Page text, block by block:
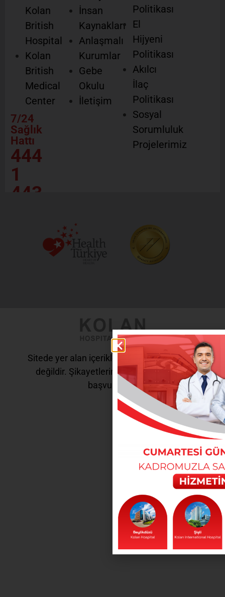
Kolan
British
Hospital
Kolan
British
Medical
Center
7/24
Sağlık
Hattı
444
1
443
İnsan
Kaynakları
Anlaşmalı
Kurumlar
Gebe
Okulu
İletişim
Politikası
El
Hijyeni
Politikası
Akılcı
İlaç
Politikası
Sosyal
Sorumluluk
Projelerimiz
Sitede yer alan içerikler tanı ve tedavi amaçlı
değildir. Şikayetleriniz için doktorunuza
başvurunuz.